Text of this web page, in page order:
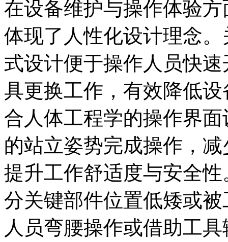
在设备维护与操作体验
体现了人性化设计理念
式设计便于操作人员快
具更换工作，有效降低
合人体工程学的操作界
的站立姿势完成操作，
提升工作舒适度与安全
分关键部件位置低矮或
人员弯腰操作或借助工